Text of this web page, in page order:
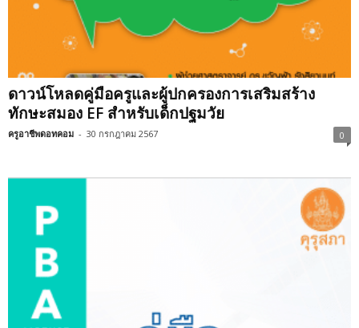
ดาวน์โหลดคู่มือครูและผู้ปกครองการเสริมสร้าง
ทักษะสมอง EF สำหรับเด็กปฐมวัย
ครูอาชีพดอทคอม - 30 กรกฎาคม 2567 0